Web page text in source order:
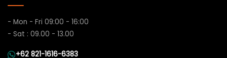
- Mon - Fri 09:00 - 16:00
- Sat : 09.00 - 13.00
+62 821-1616-6383